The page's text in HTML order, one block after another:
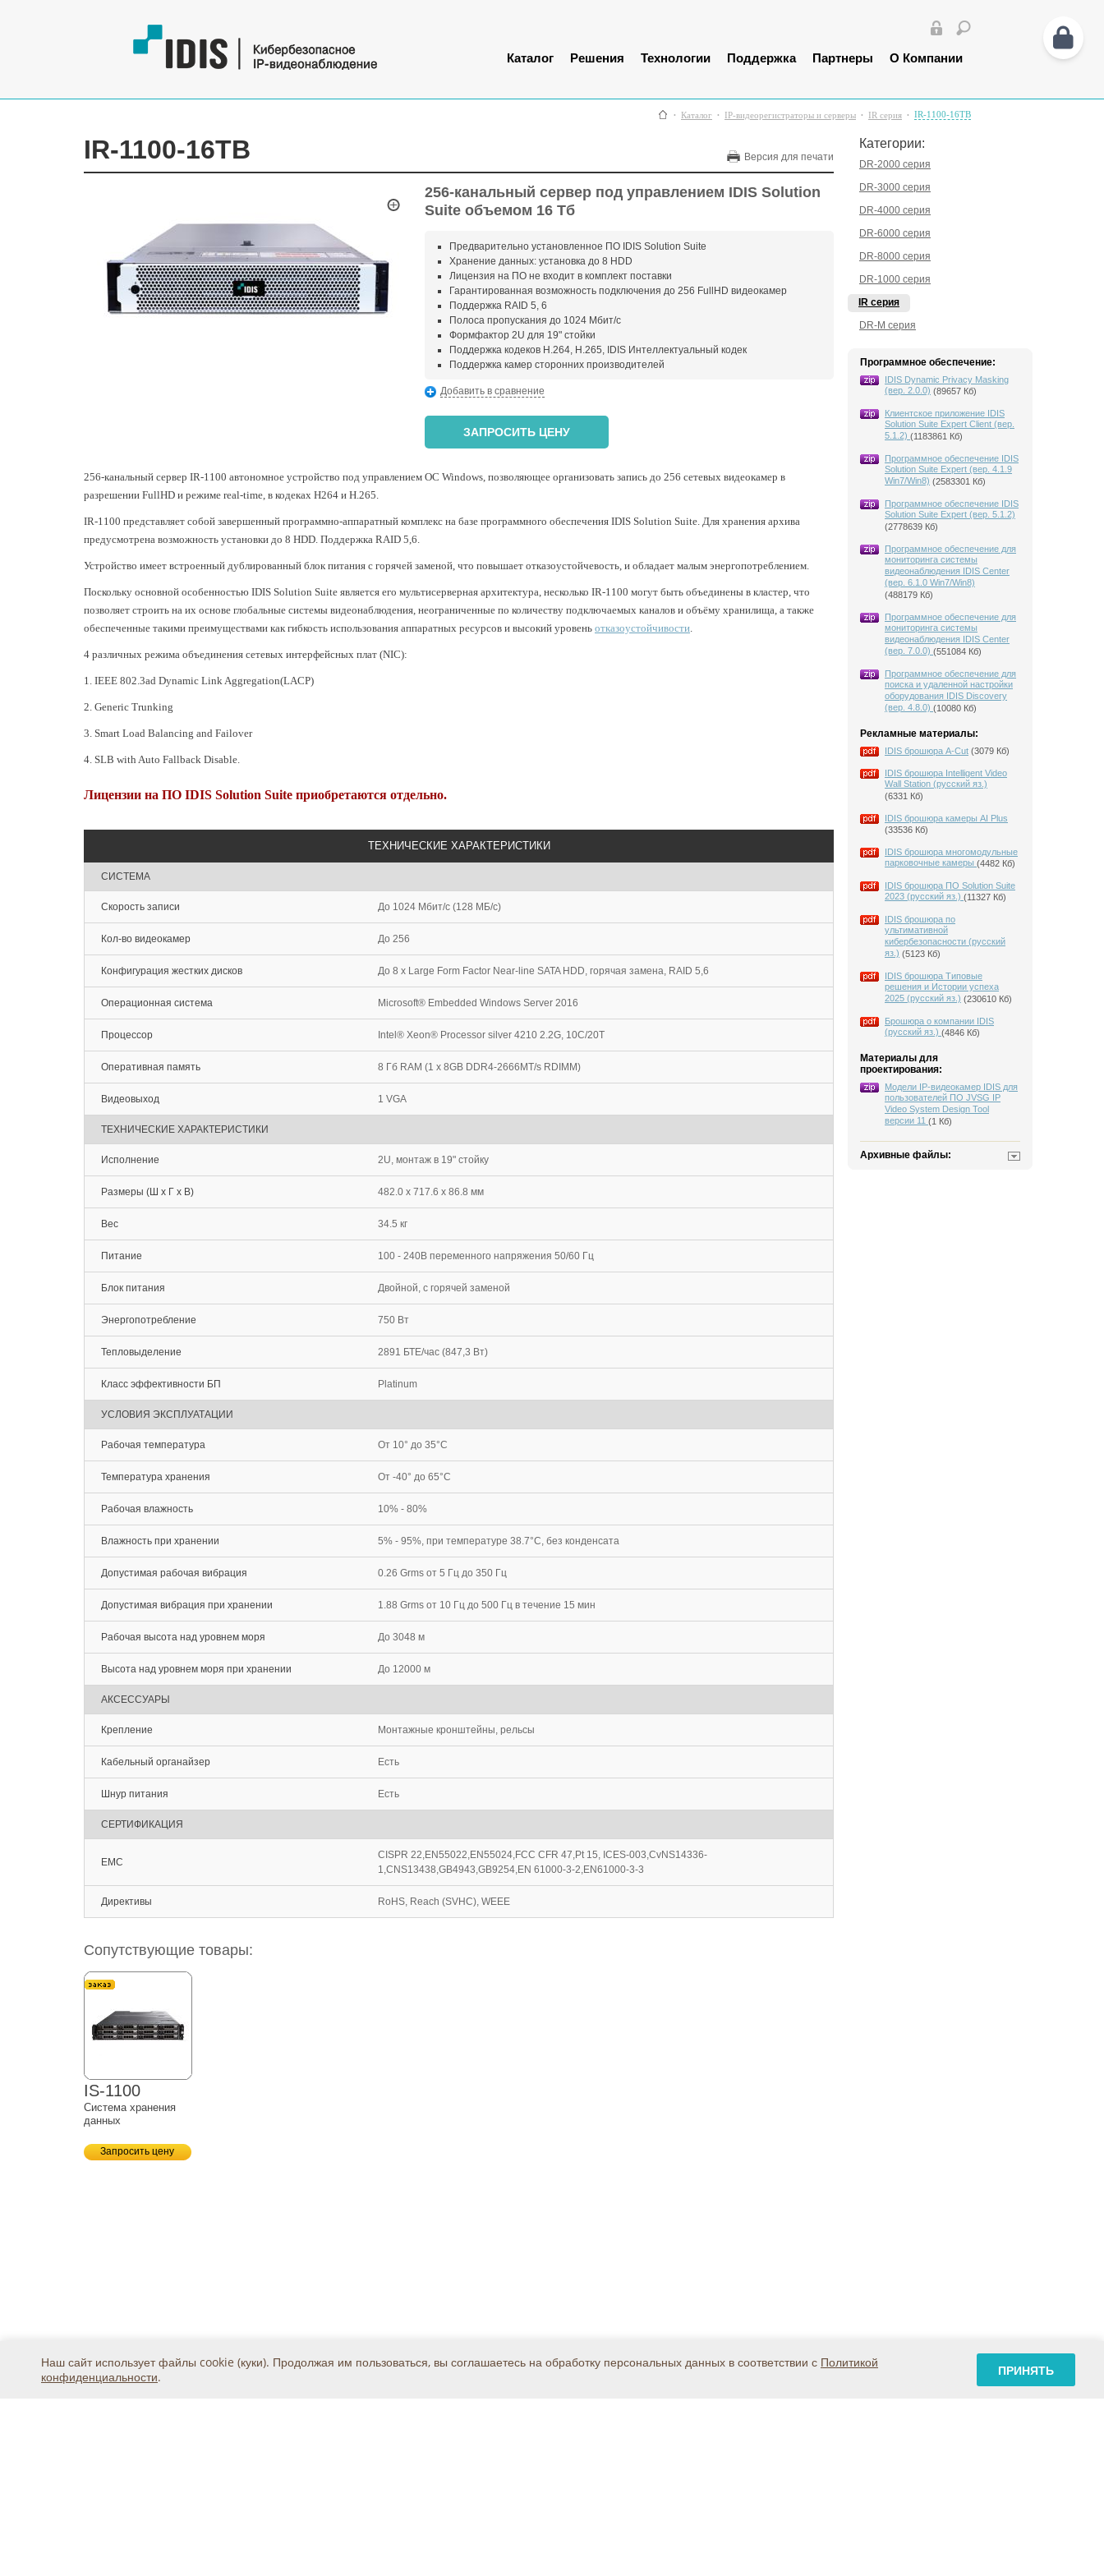
Каталог Решения Технологии Поддержка Партнеры О Компании
Каталог IP-видеорегистраторы и серверы IR серия IR-1100-16TB
Категории:
DR-2000 серия
DR-3000 серия
DR-4000 серия
DR-6000 серия
DR-8000 серия
DR-1000 серия
IR серия
DR-M серия
Программное обеспечение:
IDIS Dynamic Privacy Masking
(вер. 2.0.0) (89657 Кб)
Клиентское приложение IDIS
Solution Suite Expert Client (вер.
5.1.2) (1183861 Кб)
Программное обеспечение IDIS
Solution Suite Expert (вер. 4.1.9
Win7/Win8) (2583301 Кб)
Программное обеспечение IDIS
Solution Suite Expert (вер. 5.1.2)
(2778639 Кб)
Программное обеспечение для
мониторинга системы
видеонаблюдения IDIS Center
(вер. 6.1.0 Win7/Win8)
(488179 Кб)
Программное обеспечение для
мониторинга системы
видеонаблюдения IDIS Center
(вер. 7.0.0) (551084 Кб)
Программное обеспечение для
поиска и удаленной настройки
оборудования IDIS Discovery
(вер. 4.8.0) (10080 Кб)
Рекламные материалы:
IDIS брошюра A-Cut (3079 Кб)
IDIS брошюра Intelligent Video
Wall Station (русский яз.)
(6331 Кб)
IDIS брошюра камеры AI Plus
(33536 Кб)
IDIS брошюра многомодульные
парковочные камеры (4482 Кб)
IDIS брошюра ПО Solution Suite
2023 (русский яз.) (11327 Кб)
IDIS брошюра по
ультимативной
кибербезопасности (русский
яз.) (5123 Кб)
IDIS брошюра Типовые
решения и Истории успеха
2025 (русский яз.) (230610 Кб)
Брошюра о компании IDIS
(русский яз.) (4846 Кб)
Материалы для
проектирования:
Модели IP-видеокамер IDIS для
пользователей ПО JVSG IP
Video System Design Tool
версии 11 (1 Кб)
Архивные файлы:
Версия для печати
IR-1100-16TB
256-канальный сервер под управлением IDIS Solution
Suite объемом 16 Тб
Предварительно установленное ПО IDIS Solution Suite
Хранение данных: установка до 8 HDD
Лицензия на ПО не входит в комплект поставки
Гарантированная возможность подключения до 256 FullHD видеокамер
Поддержка RAID 5, 6
Полоса пропускания до 1024 Мбит/c
Формфактор 2U для 19" стойки
Поддержка кодеков H.264, H.265, IDIS Интеллектуальный кодек
Поддержка камер сторонних производителей
Добавить в сравнение
ЗАПРОСИТЬ ЦЕНУ
256-канальный сервер IR-1100 автономное устройство под управлением ОС Windows, позволяющее организовать запись до 256 сетевых видеокамер в
разрешении FullHD и режиме real-time, в кодеках H264 и H.265.
IR-1100 представляет собой завершенный программно-аппаратный комплекс на базе программного обеспечения IDIS Solution Suite. Для хранения архива
предусмотрена возможность установки до 8 HDD. Поддержка RAID 5,6.
Устройство имеет встроенный дублированный блок питания с горячей заменой, что повышает отказоустойчевость, и обладает малым энергопотреблением.
Поскольку основной особенностью IDIS Solution Suite является его мультисерверная архитектура, несколько IR-1100 могут быть объединены в кластер, что
позволяет строить на их основе глобальные системы видеонаблюдения, неограниченные по количеству подключаемых каналов и объёму хранилища, а также
обеспеченные такими преимуществами как гибкость использования аппаратных ресурсов и высокий уровень отказоустойчивости.
4 различных режима объединения сетевых интерфейсных плат (NIC):
1. IEEE 802.3ad Dynamic Link Aggregation(LACP)
2. Generic Trunking
3. Smart Load Balancing and Failover
4. SLB with Auto Fallback Disable.
Лицензии на ПО IDIS Solution Suite приобретаются отдельно.
ТЕХНИЧЕСКИЕ ХАРАКТЕРИСТИКИ
СИСТЕМА
Скорость записи До 1024 Мбит/с (128 МБ/с)
Кол-во видеокамер До 256
Конфигурация жестких дисков До 8 x Large Form Factor Near-line SATA HDD, горячая замена, RAID 5,6
Операционная система Microsoft® Embedded Windows Server 2016
Процессор Intel® Xeon® Processor silver 4210 2.2G, 10C/20T
Оперативная память 8 Гб RAM (1 x 8GB DDR4-2666MT/s RDIMM)
Видеовыход 1 VGA
ТЕХНИЧЕСКИЕ ХАРАКТЕРИСТИКИ
Исполнение 2U, монтаж в 19" стойку
Размеры (Ш х Г х В) 482.0 x 717.6 x 86.8 мм
Вес 34.5 кг
Питание 100 - 240В переменного напряжения 50/60 Гц
Блок питания Двойной, с горячей заменой
Энергопотребление 750 Вт
Тепловыделение 2891 БТЕ/час (847,3 Вт)
Класс эффективности БП Platinum
УСЛОВИЯ ЭКСПЛУАТАЦИИ
Рабочая температура От 10° до 35°C
Температура хранения От -40° до 65°C
Рабочая влажность 10% - 80%
Влажность при хранении 5% - 95%, при температуре 38.7°C, без конденсата
Допустимая рабочая вибрация 0.26 Grms от 5 Гц до 350 Гц
Допустимая вибрация при хранении 1.88 Grms от 10 Гц до 500 Гц в течение 15 мин
Рабочая высота над уровнем моря До 3048 м
Высота над уровнем моря при хранении До 12000 м
АКСЕССУАРЫ
Крепление Монтажные кронштейны, рельсы
Кабельный органайзер Есть
Шнур питания Есть
СЕРТИФИКАЦИЯ
EMC
CISPR 22,EN55022,EN55024,FCC CFR 47,Pt 15, ICES-003,CvNS14336-
1,CNS13438,GB4943,GB9254,EN 61000-3-2,EN61000-3-3
Директивы RoHS, Reach (SVHC), WEEE
Сопутствующие товары:
IS-1100
Система хранения
данных
Запросить цену
Наш сайт использует файлы cookie (куки). Продолжая им пользоваться, вы соглашаетесь на обработку персональных данных в соответствии с Политикой
конфиденциальности. ПРИНЯТЬ